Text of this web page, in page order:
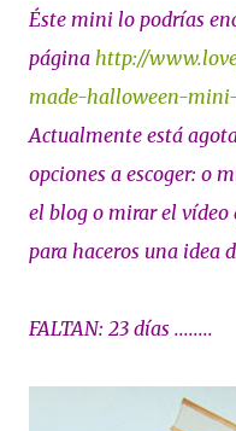
Éste mini lo podrías
página http://
made-halloween-
Actualmente está
opciones a escoger: o
el blog o mirar el vídeo
para haceros una idea
FALTAN: 23 días ........